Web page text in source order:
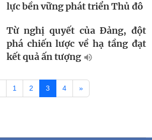
lực bền vững phát triển Thủ đô
Từ nghị quyết của Đảng, đột
phá chiến lược về hạ tầng đạt
kết quả ấn tượng
1 2 3 4 »